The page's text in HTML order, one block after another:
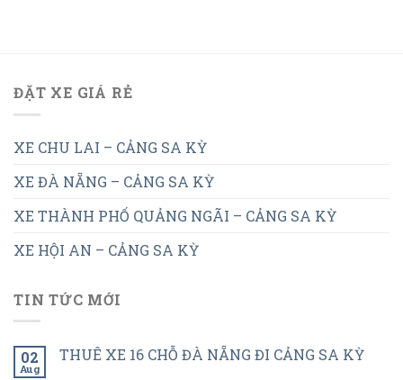
ĐẶT XE GIÁ RẺ
XE CHU LAI – CẢNG SA KỲ
XE ĐÀ NẴNG – CẢNG SA KỲ
XE THÀNH PHỐ QUẢNG NGÃI – CẢNG SA KỲ
XE HỘI AN – CẢNG SA KỲ
TIN TỨC MỚI
02
Aug
THUÊ XE 16 CHỖ ĐÀ NẴNG ĐI CẢNG SA KỲ